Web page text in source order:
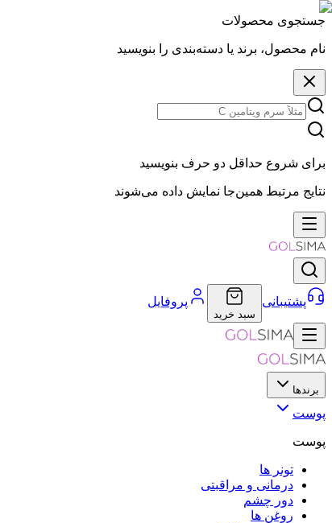
جستجوی محصولات
نام محصول، برند یا دسته‌بندی را بنویسید
برای شروع حداقل دو حرف بنویسید
نتایج مرتبط همین‌جا نمایش داده می‌شوند
پشتیبانی
سبد خرید
پروفایل
برندها
پوست
پوست
تونر ها
درمانی و مراقبتی
دور چشم
روغن ها